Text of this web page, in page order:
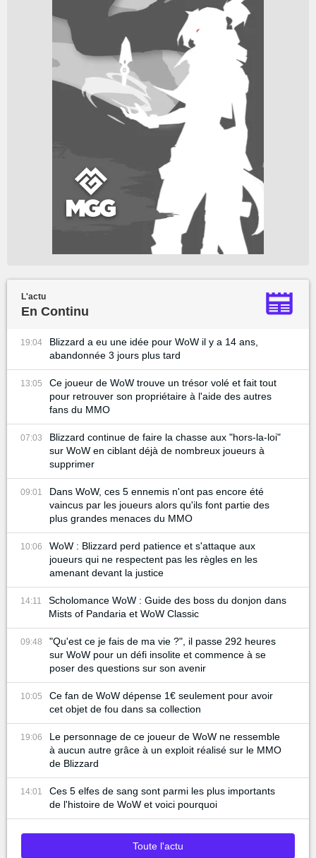
L'actu
En Continu
19:04
Blizzard a eu une idée pour WoW il y a 14 ans,
abandonnée 3 jours plus tard
13:05
Ce joueur de WoW trouve un trésor volé et fait tout
pour retrouver son propriétaire à l'aide des autres
fans du MMO
07:03
Blizzard continue de faire la chasse aux "hors-la-loi"
sur WoW en ciblant déjà de nombreux joueurs à
supprimer
09:01
Dans WoW, ces 5 ennemis n'ont pas encore été
vaincus par les joueurs alors qu'ils font partie des
plus grandes menaces du MMO
10:06
WoW : Blizzard perd patience et s'attaque aux
joueurs qui ne respectent pas les règles en les
amenant devant la justice
14:11
Scholomance WoW : Guide des boss du donjon dans
Mists of Pandaria et WoW Classic
09:48
"Qu'est ce je fais de ma vie ?", il passe 292 heures
sur WoW pour un défi insolite et commence à se
poser des questions sur son avenir
10:05
Ce fan de WoW dépense 1€ seulement pour avoir
cet objet de fou dans sa collection
19:06
Le personnage de ce joueur de WoW ne ressemble
à aucun autre grâce à un exploit réalisé sur le MMO
de Blizzard
14:01
Ces 5 elfes de sang sont parmi les plus importants
de l'histoire de WoW et voici pourquoi
Toute l'actu